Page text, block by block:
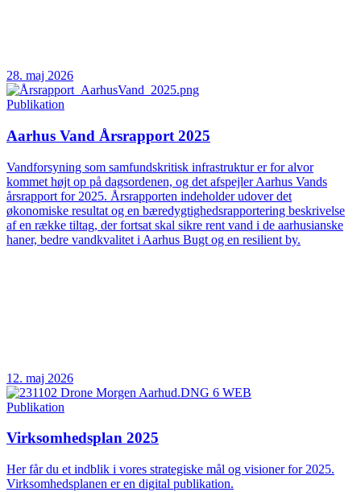
28. maj 2026
Publikation
Aarhus Vand Årsrapport 2025
Vandforsyning som samfundskritisk infrastruktur er for alvor
kommet højt op på dagsordenen, og det afspejler Aarhus Vands
årsrapport for 2025. Årsrapporten indeholder udover det
økonomiske resultat og en bæredygtighedsrapportering beskrivelse
af en række tiltag, der fortsat skal sikre rent vand i de aarhusianske
haner, bedre vandkvalitet i Aarhus Bugt og en resilient by.
12. maj 2026
Publikation
Virksomhedsplan 2025
Her får du et indblik i vores strategiske mål og visioner for 2025.
Virksomhedsplanen er en digital publikation.